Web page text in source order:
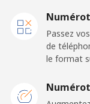
Barbados
Ligne fixe
Passez
de
le format